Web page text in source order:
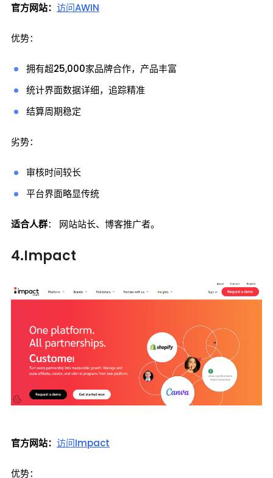
官方网站： 访问AWIN
优势：
拥有超25,000家品牌合作，产品丰富
统计界面数据详细，追踪精准
结算周期稳定
劣势：
审核时间较长
平台界面略显传统
适合人群： 网站站长、博客推广者。
4.Impact
官方网站： 访问Impact
优势：